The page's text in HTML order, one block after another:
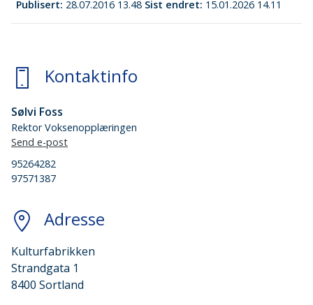
Publisert 28.07.2016 13.48 Sist endret 15.01.2026 14.11
Kontaktinfo
Sølvi Foss
Rektor Voksenopplæringen
Send e-post
95264282
97571387
Adresse
Kulturfabrikken
Strandgata 1
8400 Sortland